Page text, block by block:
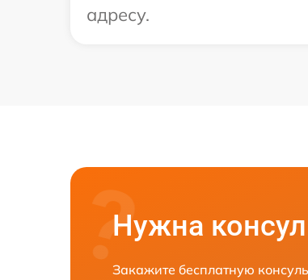
адресу.
Нужна
Закажите бесплатную